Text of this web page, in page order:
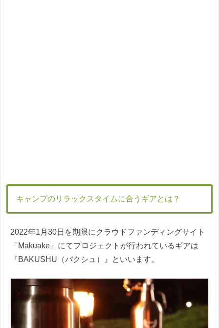
キャンプのリラックスタイムに合うギアとは？
2022年1月30日を期限にクラウドファンディングサイト
「Makuake」にてプロジェクトが行われているギアは
『BAKUSHU（バクシュ）』といいます。